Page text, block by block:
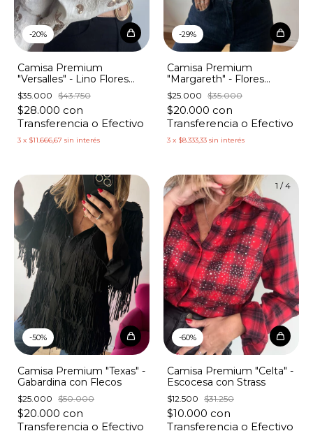
-20%
Camisa Premium
"Versalles" - Lino Flores
Bordadas con Lentejuelas
$35.000 $43.750
$28.000 con
Transferencia o Efectivo
3 x $11.666,67 sin interés
-29%
Camisa Premium
"Margareth" - Flores
Encaje con Lentejuelas
$25.000 $35.000
$20.000 con
Transferencia o Efectivo
3 x $8.333,33 sin interés
-50%
Camisa Premium "Texas" -
Gabardina con Flecos
$25.000 $50.000
$20.000 con
Transferencia o Efectivo
1 /4
-60%
Camisa Premium "Celta" -
Escocesa con Strass
$12.500 $31.250
$10.000 con
Transferencia o Efectivo